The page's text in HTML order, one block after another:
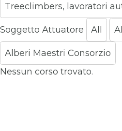
Treeclimbers, lavoratori
Soggetto Attuatore All
Alberi Maestri Consorzio
Nessun corso trovato.